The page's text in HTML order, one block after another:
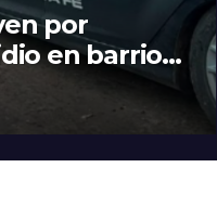
por
en barrio